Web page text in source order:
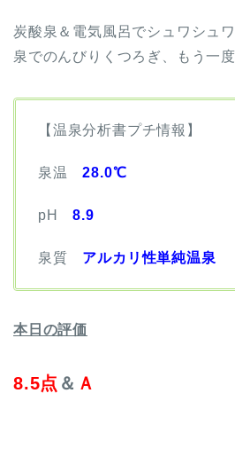
炭酸泉＆電気風呂でシュワシュ
泉でのんびりくつろぎ、もう一
【温泉分析書プチ情報】
泉温28.0℃
pH8.9
泉質 アルカリ性単純温泉
本日の評価
8.5点 ＆ Ａ